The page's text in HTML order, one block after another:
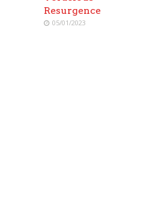
Resurgence
05/01/2023